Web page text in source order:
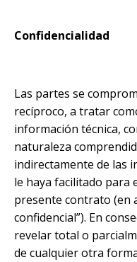
Confidencialidad
Las partes se
recíproco, a tratar
información técnica,
naturaleza
indirectamente de las
le haya facilitado para
presente contrato (en
confidencial”). En
revelar total o
de cualquier otra